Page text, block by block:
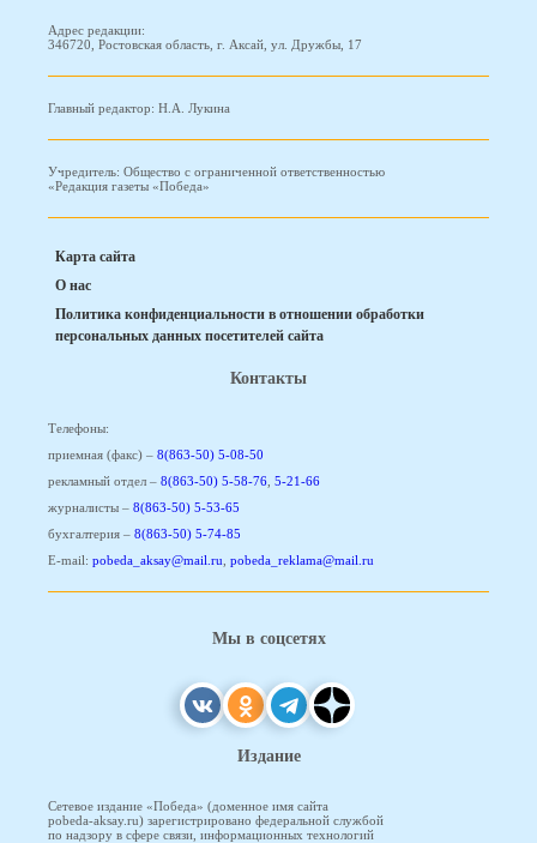
Адрес редакции:
346720, Ростовская область, г. Аксай, ул. Дружбы, 17
Главный редактор: Н.А. Лукина
Учредитель: Общество с ограниченной ответственностью
«Редакция газеты «Победа»
Карта сайта
О нас
Политика конфиденциальности в отношении обработки
персональных данных посетителей сайта
Контакты
Телефоны:
приемная (факс) – 8(863-50) 5-08-50
рекламный отдел – 8(863-50) 5-58-76, 5-21-66
журналисты – 8(863-50) 5-53-65
бухгалтерия – 8(863-50) 5-74-85
E-mail: pobeda_aksay@mail.ru, pobeda_reklama@mail.ru
Мы в соцсетях
Издание
Сетевое издание «Победа» (доменное имя сайта
pobeda-aksay.ru) зарегистрировано федеральной службой
по надзору в сфере связи, информационных технологий